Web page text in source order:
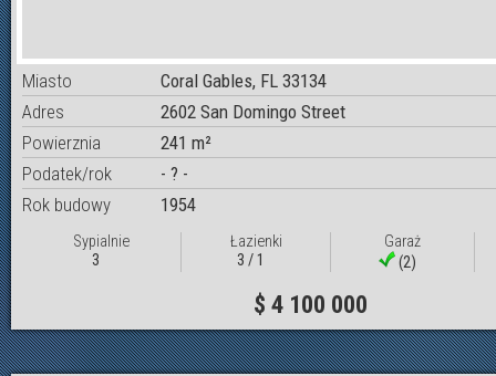
Miasto
Coral Gables, FL 33134
Adres
2602 San Domingo Street
Powierznia
241 m²
Podatek/rok
- ? -
Rok budowy
1954
Sypialnie
3
Łazienki
3 / 1
Garaż
(2)
$ 4 100 000